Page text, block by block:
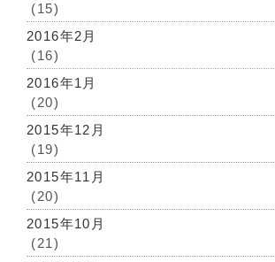
(15)
2016年2月
(16)
2016年1月
(20)
2015年12月
(19)
2015年11月
(20)
2015年10月
(21)